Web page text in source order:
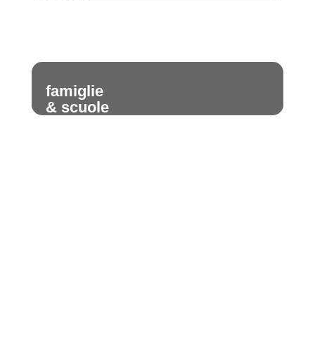
famiglie
& scuole